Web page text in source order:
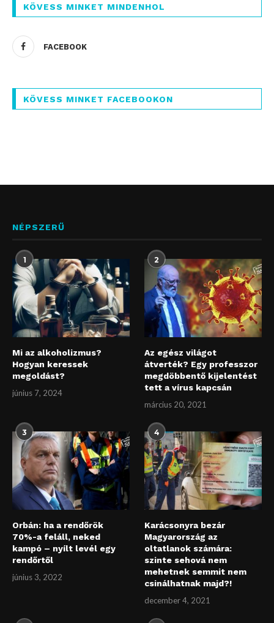
KÖVESS MINKET MINDENHOL
FACEBOOK
KÖVESS MINKET FACEBOOKON
NÉPSZERŰ
1
Mi az alkoholizmus?
Hogyan keressek
megoldást?
június 7, 2024
2
Az egész világot
átverték? Egy professzor
megdöbbentő kijelentést
tett a vírus kapcsán
március 20, 2021
3
Orbán: ha a rendőrök
70%-a feláll, neked
kampó – nyílt levél egy
rendőrtől
június 3, 2022
4
Karácsonyra bezár
Magyarország az
oltatlanok számára:
szinte sehová nem
mehetnek semmit nem
csinálhatnak majd?!
december 4, 2021